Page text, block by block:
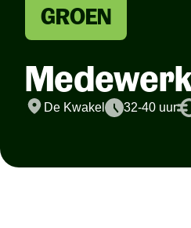
GROEN
De Kwakel 32-40 uur